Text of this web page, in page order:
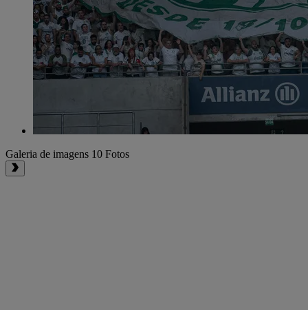
Galeria de imagens 10 Fotos